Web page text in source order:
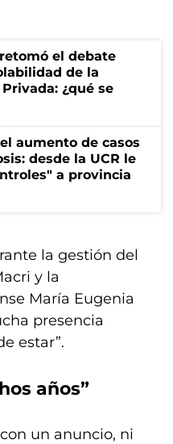
el debate
de la
¿qué se
aumento de casos
desde la UCR le
a provincia
la gestión del
y la
María Eugenia
presencia
estar”.
años”
un anuncio, ni